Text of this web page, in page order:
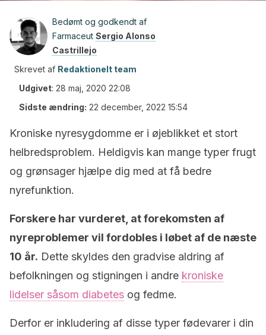
Bedømt og godkendt af
Farmaceut Sergio Alonso
Castrillejo
Skrevet af Redaktionelt team
Udgivet: 28 maj, 2020 22:08
Sidste ændring: 22 december, 2022 15:54
Kroniske nyresygdomme er i øjeblikket et stort
helbredsproblem. Heldigvis kan mange typer frugt
og grønsager hjælpe dig med at få bedre
nyrefunktion.
Forskere har vurderet, at forekomsten af ​​
nyreproblemer vil fordobles i løbet af de næste
10 år. Dette skyldes den gradvise aldring af
befolkningen og stigningen i andre kroniske
lidelser såsom diabetes og fedme.
Derfor er inkludering af disse typer fødevarer i din